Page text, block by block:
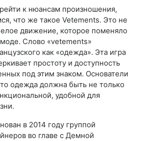
к нюансам произношения,
что же такое Vetements. Это не
движение, которое поменяло
Слово «vetements»
как «одежда». Эта игра
простоту и доступность
под этим знаком. Основатели
одежда должна быть не только
удобной для
в 2014 году группой
во главе с Демной